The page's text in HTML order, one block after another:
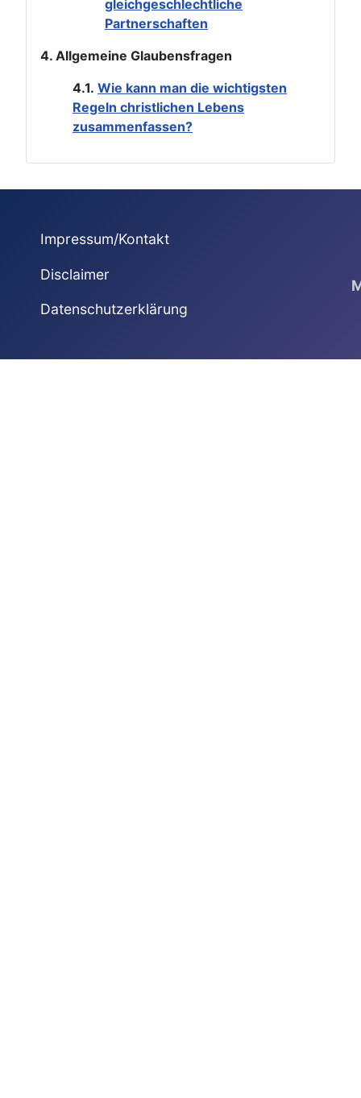
gleichgeschlechtliche
Partnerschaften
4. Allgemeine Glaubensfragen
4.1. Wie kann man die wichtigsten
Regeln christlichen Lebens
zusammenfassen?
Impressum/Kontakt
Disclaimer
Datenschutzerklärung